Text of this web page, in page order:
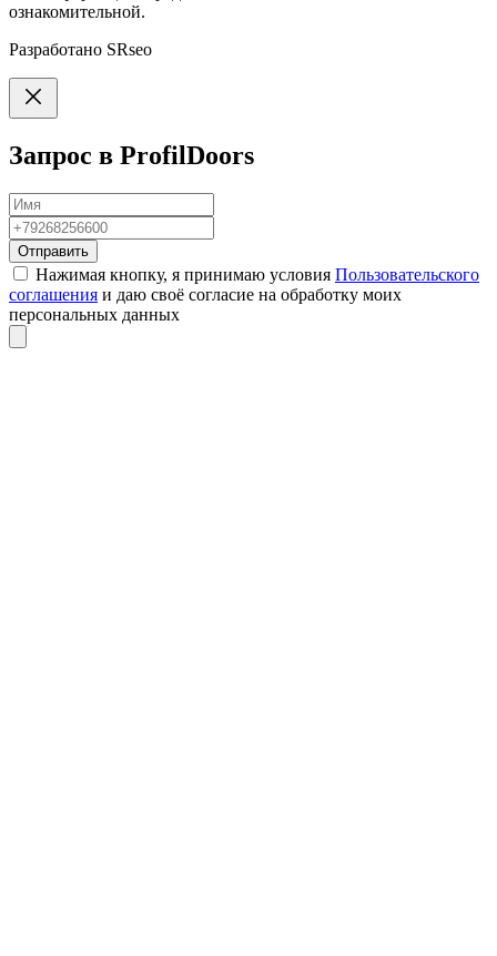
ознакомительной.
Разработано SRseo
Запрос в ProfilDoors
Отправить
Нажимая кнопку, я принимаю условия Пользовательского
соглашения и даю своё согласие на обработку моих
персональных данных